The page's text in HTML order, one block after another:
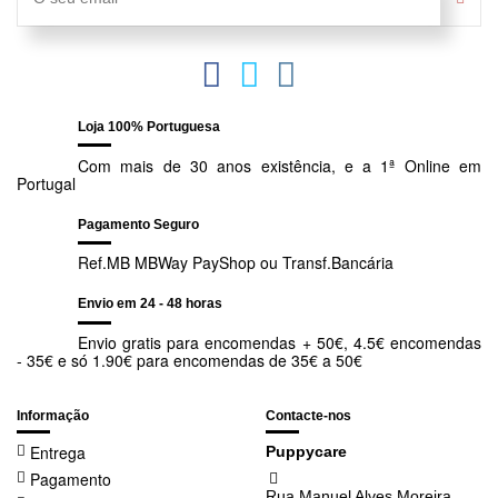
indicações
Deve ter ao dispor do seu cachorrinho água fresca e limpa
glicina ferroso) 12 mg, Cobre (sulfato cúprico pentahidratado) 5,5
mg, Cobre (quelato cúprico de hidrato de glicina) 3,4 mg,
Manganês (quelato de manganês de hidrato de glicina) 12 mg.,
Zinco (sulfato de zinco monohidratado) 76 mg, Zinco (quelato de
mg, Selénio (selenito de sódio) 0,11 mg, Selénio (Hidroxianálogo
de selenometionina) 0,11 mg.
ADITIVOS TECNOLÓGICOS
Antioxidantes naturais (óleos vegetais ricos em tocoferóis).
Loja 100% Portuguesa
Com mais de 30 anos existência, e a 1ª Online em
Portugal
Pagamento Seguro
Ref.MB MBWay PayShop ou Transf.Bancária
Envio em 24 - 48 horas
Envio gratis para encomendas + 50€, 4.5€ encomendas
- 35€ e só 1.90€ para encomendas de 35€ a 50€
Informação
Entrega
Pagamento
Contacte-nos
Puppycare